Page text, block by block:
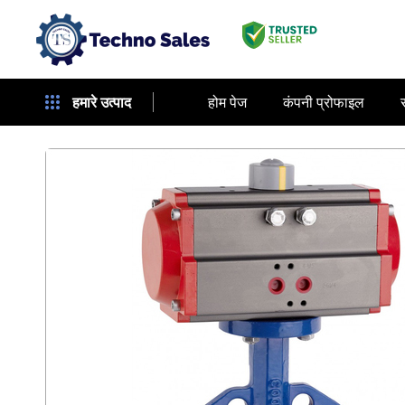
हमारे उत्पाद होम पेज कंपनी प्रोफाइल